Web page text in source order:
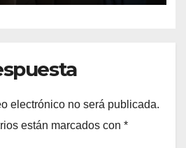
electrónico no será publicada.
están marcados con *